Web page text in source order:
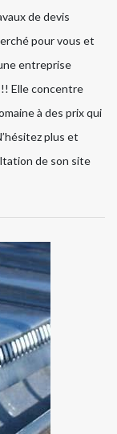
de devis
pour vous et
entreprise
Elle concentre
à des prix qui
plus et
de son site